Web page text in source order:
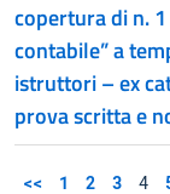
copertura di n.
contabile” a
istruttori – ex
prova scritta e
<< 1 2 3 4